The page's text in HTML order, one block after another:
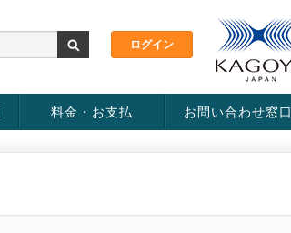
料金・お支払 お問い合わせ窓口